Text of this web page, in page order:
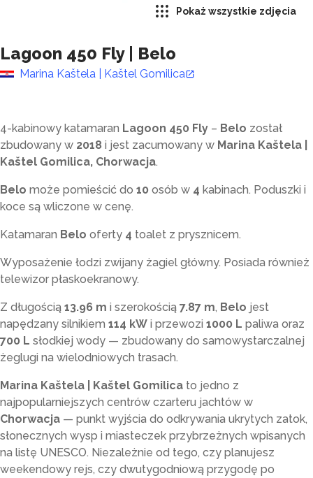
Lagoon 450 Fly| Belo
Marina Kaštela | Kaštel Gomilica
Pokaż wszystkie zdjęcia
4-kabinowy katamaran Lagoon 450 Fly – Belo został
zbudowany w 2018 i jest zacumowany w Marina Kaštela |
Kaštel Gomilica, Chorwacja.
Belo może pomieścić do 10 osób w 4 kabinach. Poduszki i
koce są wliczone w cenę.
Katamaran Belo oferty 4 toalet z prysznicem.
Wyposażenie łodzi zwijany żagiel główny. Posiada również
telewizor płaskoekranowy.
Z długością 13.96 m i szerokością 7.87 m, Belo jest
napędzany silnikiem 114 kW i przewozi 1000 L paliwa oraz
700 L słodkiej wody — zbudowany do samowystarczalnej
żeglugi na wielodniowych trasach.
Marina Kaštela | Kaštel Gomilica to jedno z
najpopularniejszych centrów czarteru jachtów w
Chorwacja — punkt wyjścia do odkrywania ukrytych zatok,
słonecznych wysp i miasteczek przybrzeżnych wpisanych
na listę UNESCO. Niezależnie od tego, czy planujesz
weekendowy rejs, czy dwutygodniową przygodę po